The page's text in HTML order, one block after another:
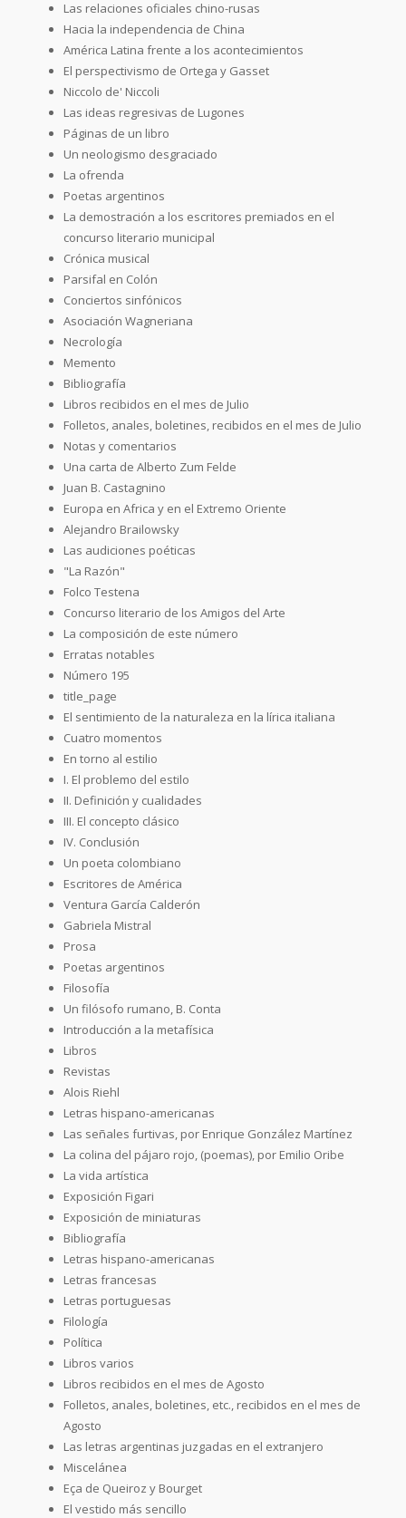
Las relaciones oficiales chino-rusas
Hacia la independencia de China
América Latina frente a los acontecimientos
El perspectivismo de Ortega y Gasset
Niccolo de' Niccoli
Las ideas regresivas de Lugones
Páginas de un libro
Un neologismo desgraciado
La ofrenda
Poetas argentinos
La demostración a los escritores premiados en el
concurso literario municipal
Crónica musical
Parsifal en Colón
Conciertos sinfónicos
Asociación Wagneriana
Necrología
Memento
Bibliografía
Libros recibidos en el mes de Julio
Folletos, anales, boletines, recibidos en el mes de Julio
Notas y comentarios
Una carta de Alberto Zum Felde
Juan B. Castagnino
Europa en Africa y en el Extremo Oriente
Alejandro Brailowsky
Las audiciones poéticas
"La Razón"
Folco Testena
Concurso literario de los Amigos del Arte
La composición de este número
Erratas notables
Número 195
title_page
El sentimiento de la naturaleza en la lírica italiana
Cuatro momentos
En torno al estilio
I. El problemo del estilo
II. Definición y cualidades
III. El concepto clásico
IV. Conclusión
Un poeta colombiano
Escritores de América
Ventura García Calderón
Gabriela Mistral
Prosa
Poetas argentinos
Filosofía
Un filósofo rumano, B. Conta
Introducción a la metafísica
Libros
Revistas
Alois Riehl
Letras hispano-americanas
Las señales furtivas, por Enrique González Martínez
La colina del pájaro rojo, (poemas), por Emilio Oribe
La vida artística
Exposición Figari
Exposición de miniaturas
Bibliografía
Letras hispano-americanas
Letras francesas
Letras portuguesas
Filología
Política
Libros varios
Libros recibidos en el mes de Agosto
Folletos, anales, boletines, etc., recibidos en el mes de
Agosto
Las letras argentinas juzgadas en el extranjero
Miscelánea
Eça de Queiroz y Bourget
El vestido más sencillo